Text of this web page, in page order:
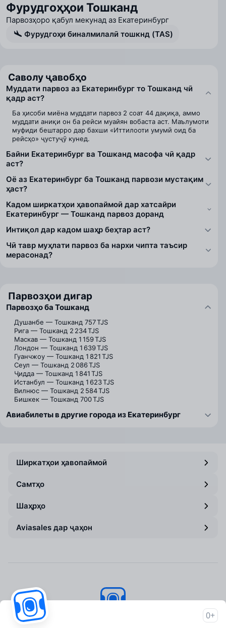
Фурудгоҳҳои Тошканд
Парвозҳоро қабул мекунад аз Екатеринбург
Фурудгоҳи биналмилалӣ тошкнд (TAS)
Саволу ҷавобҳо
Муддати парвоз аз Екатеринбург то Тошканд чӣ
қадр аст?
Ба ҳисоби миёна муддати парвоз 2 соат 44 дақиқа, аммо
муддати аниқи он ба рейси муайян вобаста аст. Маълумоти
муфиди бештарро дар бахши «Иттилооти умумӣ оид ба
рейсҳо» ҷустуҷӯ кунед.
Байни Екатеринбург ва Тошканд масофа чӣ қадр
аст?
Оё аз Екатеринбург ба Тошканд парвози мустақим
ҳаст?
Кадом ширкатҳои ҳавопаймоӣ дар хатсайри
Екатеринбург — Тошканд парвоз доранд
Интиқол дар кадом шаҳр беҳтар аст?
Чӣ тавр муҳлати парвоз ба нархи чипта таъсир
мерасонад?
Парвозҳои дигар
Парвозҳо ба Тошканд
Душанбе — Тошканд 757 TJS
Рига — Тошканд 2 234 TJS
Маскав — Тошканд 1 159 TJS
Лондон — Тошканд 1 639 TJS
Гуанчжоу — Тошканд 1 821 TJS
Сеул — Тошканд 2 086 TJS
Ҷидда — Тошканд 1 841 TJS
Истанбул — Тошканд 1 623 TJS
Вилнюс — Тошканд 2 584 TJS
Бишкек — Тошканд 700 TJS
Авиабилеты в другие города из Екатеринбург
Ширкатҳои ҳавопаймоӣ
Самтҳо
Шаҳрҳо
Aviasales дар ҷаҳон
0+